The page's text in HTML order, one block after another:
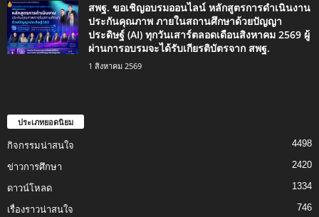
สพฐ. ขอเชิญอบรมออนไลน์ หลักสูตรการดำเนินงาน
ประกันคุณภาพ ภายในสถานศึกษาด้วยปัญญา
ประดิษฐ์ (AI) ทุกวันเสาร์ตลอดเดือนสิงหาคม 2569 ผู้
ผ่านการอบรมจะได้รับเกียรติบัตรจาก สพฐ.
1 สิงหาคม 2569
ประเภทยอดนิยม
กิจกรรมน่าสนใจ 4498
ข่าวการศึกษา 2420
ดาวน์โหลด 1334
เรื่องราวน่าสนใจ 746